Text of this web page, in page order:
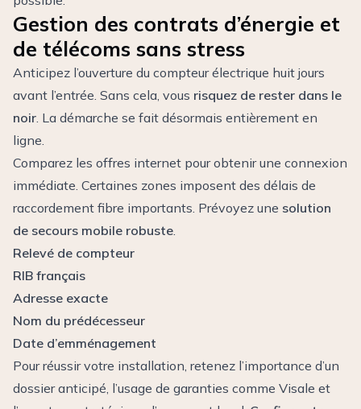
Gestion des contrats d’énergie et
de télécoms sans stress
Anticipez l’ouverture du compteur électrique huit jours
avant l’entrée. Sans cela, vous risquez de rester dans le
noir. La démarche se fait désormais entièrement en
ligne.
Comparez les offres internet pour obtenir une connexion
immédiate. Certaines zones imposent des délais de
raccordement fibre importants. Prévoyez une solution
de secours mobile robuste.
Relevé de compteur
RIB français
Adresse exacte
Nom du prédécesseur
Date d’emménagement
Pour réussir votre installation, retenez l’importance d’un
dossier anticipé, l’usage de garanties comme Visale et